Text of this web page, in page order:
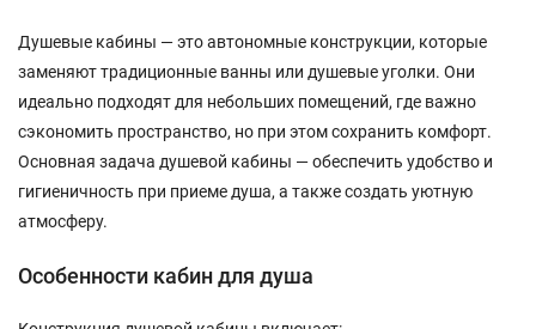
Душевые кабины — это автономные конструкции, которые
заменяют традиционные ванны или душевые уголки. Они
идеально подходят для небольших помещений, где важно
сэкономить пространство, но при этом сохранить комфорт.
Основная задача душевой кабины — обеспечить удобство и
гигиеничность при приеме душа, а также создать уютную
атмосферу.
Особенности кабин для душа